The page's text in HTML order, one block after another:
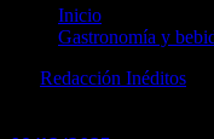
Inicio
Gastronomía y
Redacción Inéditos